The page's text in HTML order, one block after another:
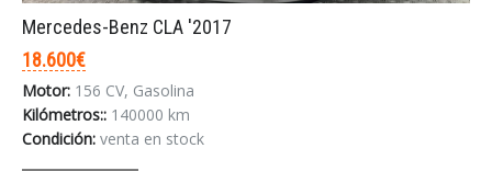
Mercedes-Benz CLA '2017
18.600€
Motor: 156 CV, Gasolina
Kilómetros:: 140000 km
Condición: venta en stock